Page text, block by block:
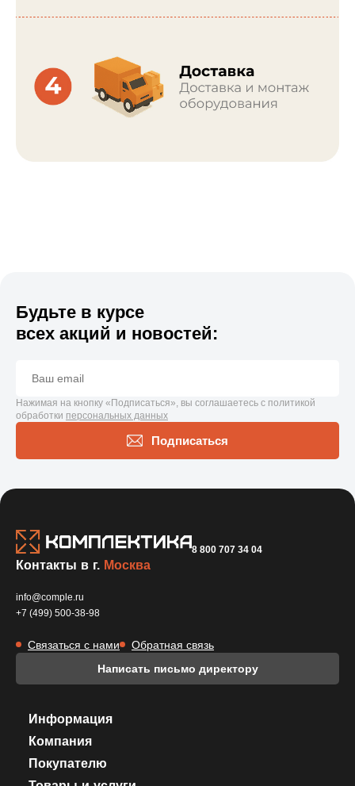
Будьте в курсе
всех акций и новостей:
Нажимая на кнопку «Подписаться», вы соглашаетесь с политикой
обработки персональных данных
Подписаться
8 800 707 34 04
Написать письмо директору
Информация
Компания
Покупателю
Контакты в г. Москва
info@comple.ru
+7 (499) 500-38-98
Связаться с нами Обратная связь